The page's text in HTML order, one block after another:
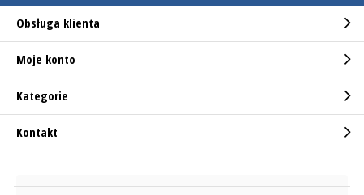
Obsługa klienta
Moje konto
Kategorie
Kontakt